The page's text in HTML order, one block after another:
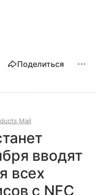
Поделиться
Mail
вводят
всех
с NFC